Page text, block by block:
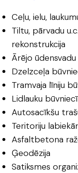
Ceļu, ielu,
Tiltu, pārvadu
rekonstrukcija
Ārējo
Dzelzceļa
Tramvaja līniju
Lidlauku
Autosacīkšu
Teritoriju
Asfaltbetona
Ģeodēzija
Satiksmes